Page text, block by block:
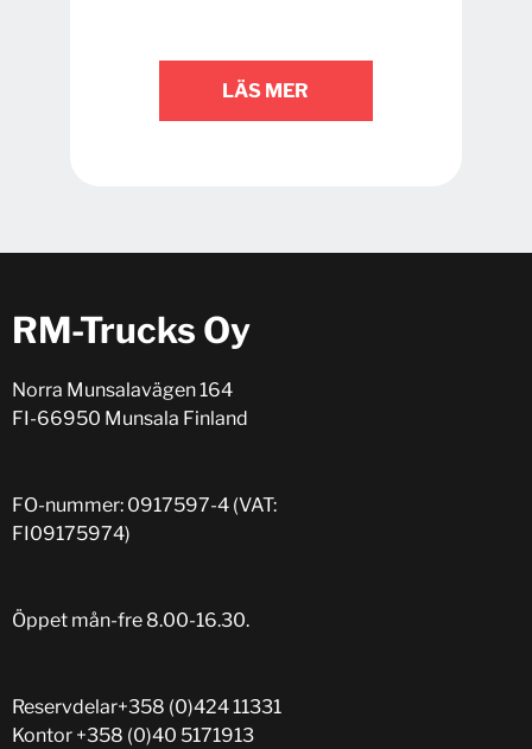
LÄS MER
RM-Trucks Oy
Norra Munsalavägen 164
FI-66950 Munsala Finland
FO-nummer: 0917597-4 (VAT:
FI09175974)
Öppet mån-fre 8.00-16.30.
Reservdelar+358 (0)424 11331
Kontor +358 (0)40 5171913